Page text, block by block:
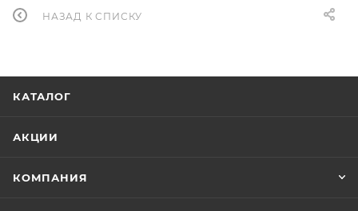
НАЗАД К СПИСКУ
КАТАЛОГ
АКЦИИ
КОМПАНИЯ